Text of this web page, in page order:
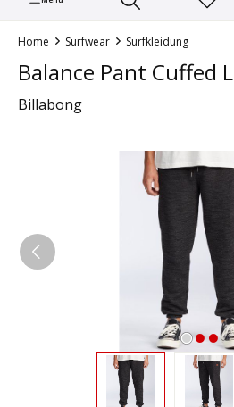
Home Surfwear Surfkleidung
Balance Pant Cuffed L
Billabong
Bildergalerie überspringen